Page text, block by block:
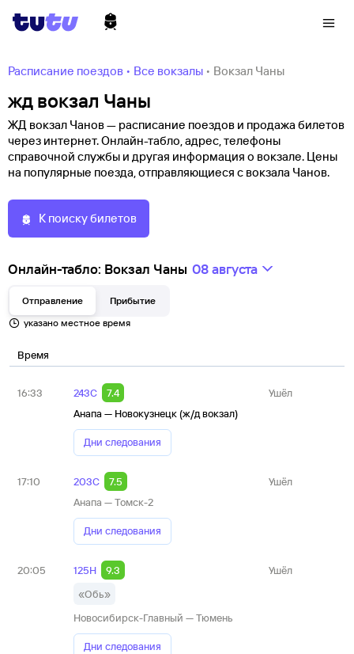
Расписание поездов • Все вокзалы • Вокзал Чаны
жд вокзал Чаны
ЖД вокзал Чанов — расписание поездов и продажа билетов
через интернет. Онлайн-табло, адрес, телефоны
справочной службы и другая информация о вокзале. Цены
на популярные поезда, отправляющиеся с вокзала Чанов.
К поиску билетов
Онлайн-табло: Вокзал Чаны 08 августа
Отправление
Прибытие
указано местное время
Время
16:33 243С
7.4
Анапа — Новокузнецк (ж/д вокзал)
Дни следования
Ушёл
17:10 203С
7.5
Анапа — Томск-2
Дни следования
Ушёл
20:05 125Н
9.3
«Обь»
Новосибирск-Главный — Тюмень
Дни следования
Ушёл